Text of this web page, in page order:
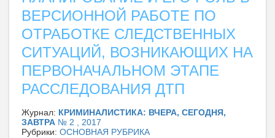
ВЕРСИОННОЙ РАБОТЕ ПО
ОТРАБОТКЕ СЛЕДСТВЕННЫХ
СИТУАЦИЙ, ВОЗНИКАЮЩИХ НА
ПЕРВОНАЧАЛЬНОМ ЭТАПЕ
РАССЛЕДОВАНИЯ ДТП
Журнал: КРИМИНАЛИСТИКА: ВЧЕРА, СЕГОДНЯ,
ЗАВТРА № 2 , 2017
Рубрики: ОСНОВНАЯ РУБРИКА